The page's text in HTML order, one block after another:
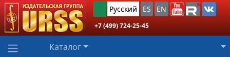
Русский ES EN
+7 (499) 724-25-45
Каталог